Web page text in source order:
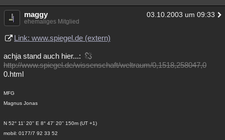
maggy 03.10.2003 um 09:33
ehemaliges Mitglied
Link: www.spiegel.de (extern)
achja stand auch hier...:
http://www.spiegel.de/wissenschaft/weltraum/0,1518,258047,0
0.html
MFG
Magnus Jonas
N 52° 11' 20'' E 8° 47' 20'' 150m (UT +1)
mobil: 0177/7 92 33 52